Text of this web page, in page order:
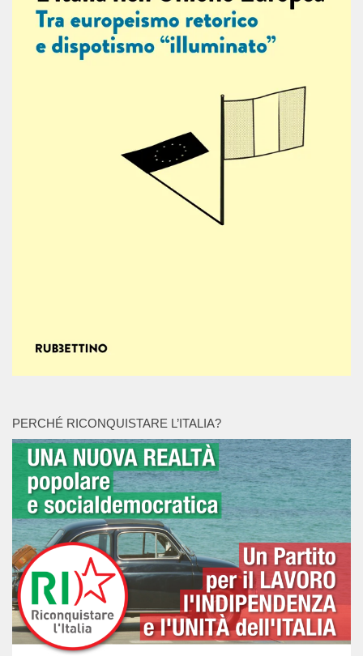
PERCHÉ RICONQUISTARE L’ITALIA?